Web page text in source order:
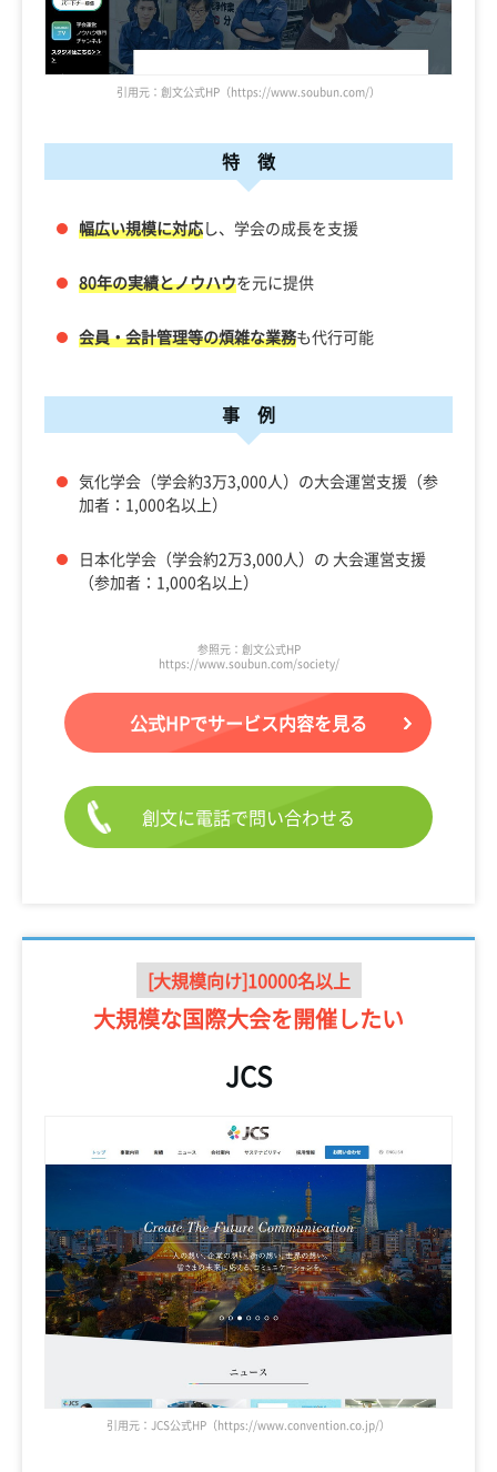
引用元：創文公式HP（https://www.soubun.com/）
特 徴
幅広い規模に対応し、学会の成長を支援
80年の実績とノウハウを元に提供
会員・会計管理等の煩雑な業務も代行可能
事 例
気化学会（学会約3万3,000人）の大会運営支援（参
加者：1,000名以上）
日本化学会（学会約2万3,000人）の 大会運営支援
（参加者：1,000名以上）
参照元：創文公式HP
https://www.soubun.com/society/
公式HPでサービス内容を見る
創文に電話で問い合わせる
[大規模向け]10000名以上
大規模な国際大会を開催したい
JCS
引用元：JCS公式HP（https://www.convention.co.jp/）